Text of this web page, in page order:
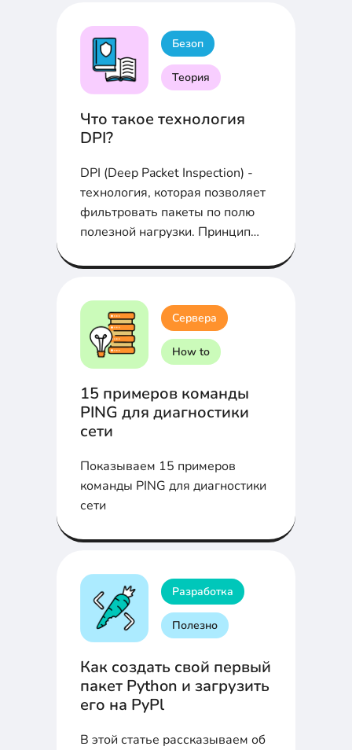
Безоп
Теория
Что такое технология
DPI?
DPI (Deep Packet Inspection) -
технология, которая позволяет
фильтровать пакеты по полю
полезной нагрузки. Принцип
Сервера
How to
15 примеров команды
PING для диагностики
сети
Показываем 15 примеров
команды PING для диагностики
сети
Разработка
Полезно
Как создать свой первый
пакет Python и загрузить
его на PyPl
В этой статье рассказываем об